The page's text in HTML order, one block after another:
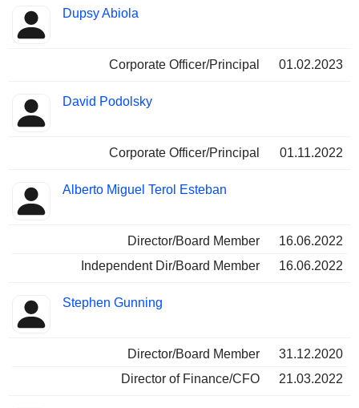
Dupsy Abiola
Corporate Officer/Principal 01.02.2023
David Podolsky
Corporate Officer/Principal 01.11.2022
Alberto Miguel Terol Esteban
Director/Board Member
16.06.2022
Independent Dir/Board Member
16.06.2022
Stephen Gunning
Director/Board Member
31.12.2020
Director of Finance/CFO
21.03.2022